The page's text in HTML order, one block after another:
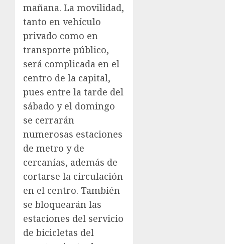
mañana. La movilidad,
tanto en vehículo
privado como en
transporte público,
será complicada en el
centro de la capital,
pues entre la tarde del
sábado y el domingo
se cerrarán
numerosas estaciones
de metro y de
cercanías, además de
cortarse la circulación
en el centro. También
se bloquearán las
estaciones del servicio
de bicicletas del